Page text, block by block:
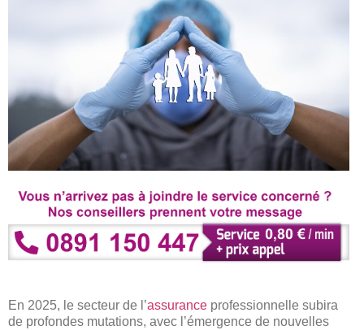
En 2025, le secteur de l’assurance professionnelle subira
de profondes mutations, avec l’émergence de nouvelles